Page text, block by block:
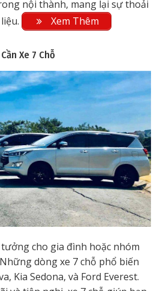
nội thành, mang lại sự thoải
Xem Thêm
Xe 7 Chỗ
cho gia đình hoặc nhóm
dòng xe 7 chỗ phổ biến
Kia Sedona, và Ford Everest.